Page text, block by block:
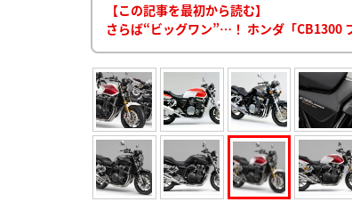
【この記事を最初から読む】
さらば“ビッグワン”…！ ホンダ「CB1300